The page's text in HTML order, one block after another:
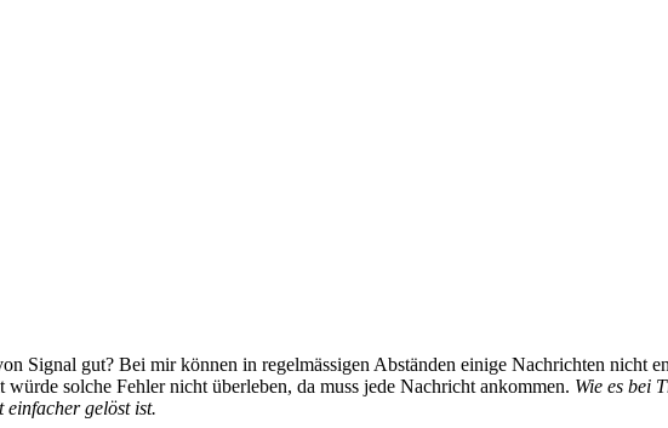
Signal gut? Bei mir können in regelmässigen Abständen einige Nachrichten nicht
solche Fehler nicht überleben, da muss jede Nachricht ankommen. Wie es bei
einfacher gelöst ist.